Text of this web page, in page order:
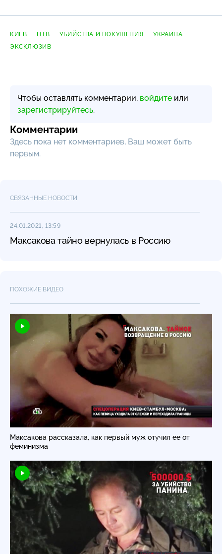
КИЕВ НТВ УБИЙСТВА И ПОКУШЕНИЯ
УКРАИНА
ЭКСКЛЮЗИВ
Чтобы оставлять комментарии, войдите или
зарегистрируйтесь.
Комментарии
Здесь пока нет комментариев, Ваш может быть
первым.
СВЯЗАННЫЕ НОВОСТИ
24.01.2021, 13:59
Максакова тайно вернулась в Россию
ПОХОЖИЕ ВИДЕО
Максакова рассказала, как первый муж отучил ее от
феминизма